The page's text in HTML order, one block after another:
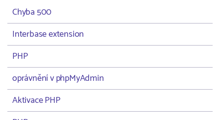
Chyba 500
Interbase extension
PHP
oprávnění v phpMyAdmin
Aktivace PHP